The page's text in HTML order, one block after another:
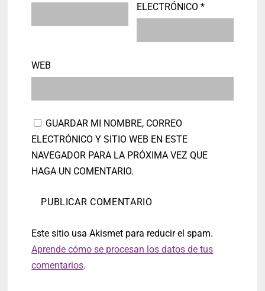
ELECTRÓNICO *
WEB
GUARDAR MI NOMBRE, CORREO
ELECTRÓNICO Y SITIO WEB EN ESTE
NAVEGADOR PARA LA PRÓXIMA VEZ QUE
HAGA UN COMENTARIO.
Este sitio usa Akismet para reducir el spam.
Aprende cómo se procesan los datos de tus
comentarios.